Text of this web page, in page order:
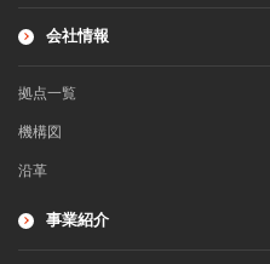
会社情報
拠点一覧
機構図
沿革
事業紹介